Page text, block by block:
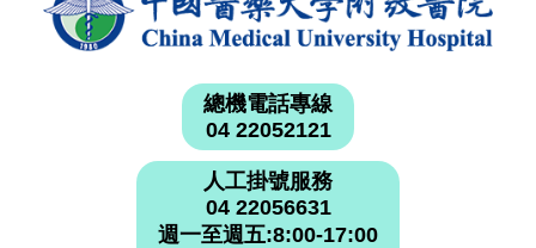
總機電話專線
04 22052121
人工掛號服務
04 22056631
週一至週五:8:00-17:00